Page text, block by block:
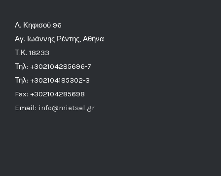
Λ. Κηφισού 96
Αγ. Ιωάννης Ρέντης, Αθήνα
Τ.Κ. 18233
Τηλ: +302104285696-7
Τηλ: +302104185302-3
Fax: +302104285698
Email: info@mietsel.gr